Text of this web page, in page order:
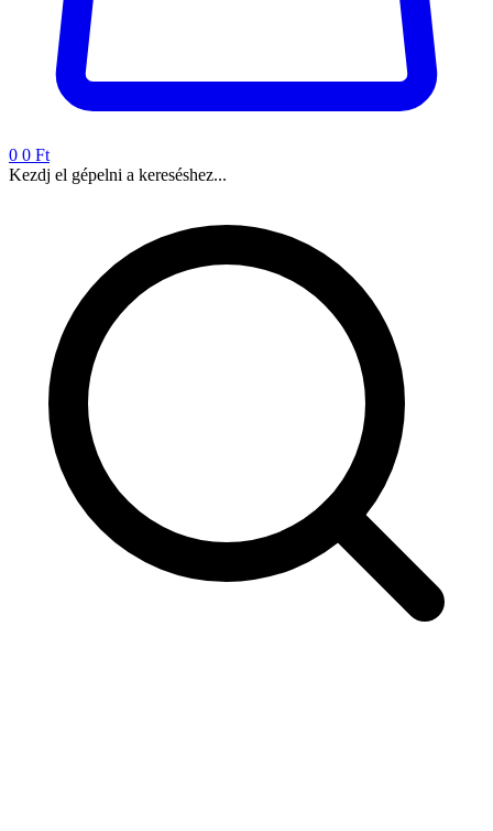
0 0 Ft
Kezdj el gépelni a kereséshez...